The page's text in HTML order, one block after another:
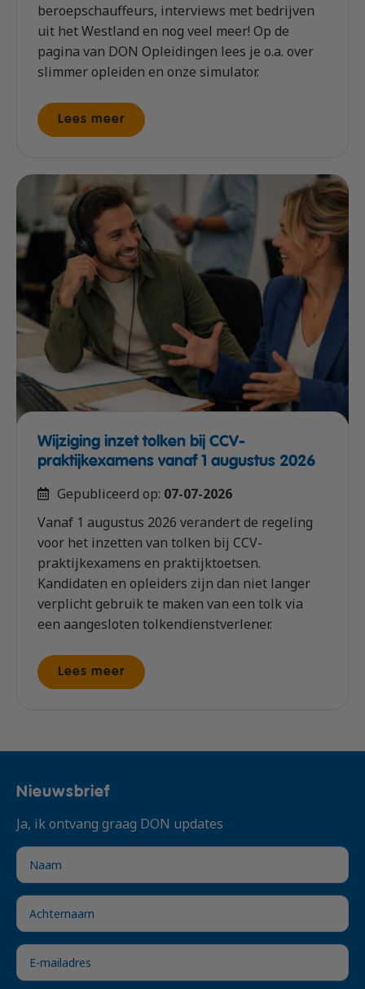
beroepschauffeurs, interviews met bedrijven
uit het Westland en nog veel meer! Op de
pagina van DON Opleidingen lees je o.a. over
slimmer opleiden en onze simulator.
Lees meer
Wijziging inzet tolken bij CCV-
praktijkexamens vanaf 1 augustus 2026
Gepubliceerd op: 07-07-2026
Vanaf 1 augustus 2026 verandert de regeling
voor het inzetten van tolken bij CCV-
praktijkexamens en praktijktoetsen.
Kandidaten en opleiders zijn dan niet langer
verplicht gebruik te maken van een tolk via
een aangesloten tolkendienstverlener.
Lees meer
Nieuwsbrief
Ja, ik ontvang graag DON updates